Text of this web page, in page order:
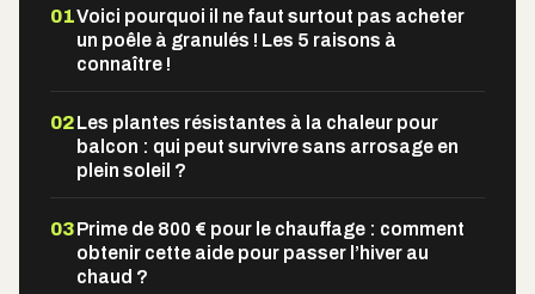
01Voici pourquoi il ne faut surtout pas acheter
un poêle à granulés ! Les 5 raisons à
connaître !
02Les plantes résistantes à la chaleur pour
balcon : qui peut survivre sans arrosage en
plein soleil ?
03Prime de 800 € pour le chauffage : comment
obtenir cette aide pour passer l’hiver au
chaud ?